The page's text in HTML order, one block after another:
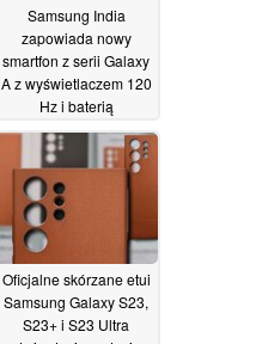
Samsung India
zapowiada nowy
smartfon z serii Galaxy
A z wyświetlaczem 120
Hz i baterią
wystarczającą na 2 dni
12/01/2023
Oficjalne skórzane etui
Samsung Galaxy S23,
S23+ i S23 Ultra